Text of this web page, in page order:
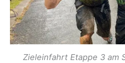
Zieleinfahrt Etappe 3 am